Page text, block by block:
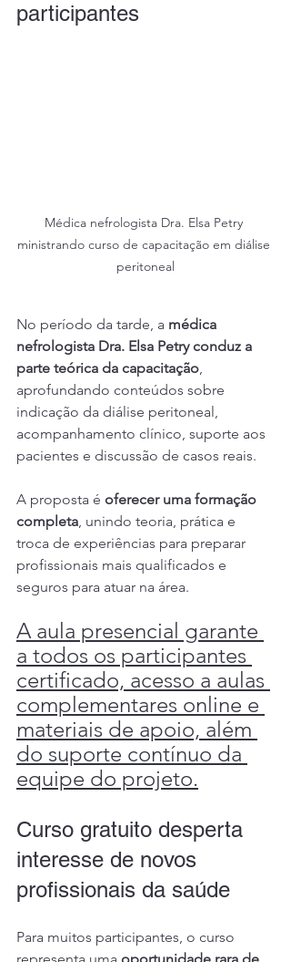
participantes
Médica nefrologista Dra. Elsa Petry
ministrando curso de capacitação em diálise
peritoneal
No período da tarde, a médica
nefrologista Dra. Elsa Petry conduz a
parte teórica da capacitação,
aprofundando conteúdos sobre
indicação da diálise peritoneal,
acompanhamento clínico, suporte aos
pacientes e discussão de casos reais.
A proposta é oferecer uma formação
completa, unindo teoria, prática e
troca de experiências para preparar
profissionais mais qualificados e
seguros para atuar na área.
A aula presencial garante
a todos os participantes
certificado, acesso a aulas
complementares online e
materiais de apoio, além
do suporte contínuo da
equipe do projeto.
Curso gratuito desperta
interesse de novos
profissionais da saúde
Para muitos participantes, o curso